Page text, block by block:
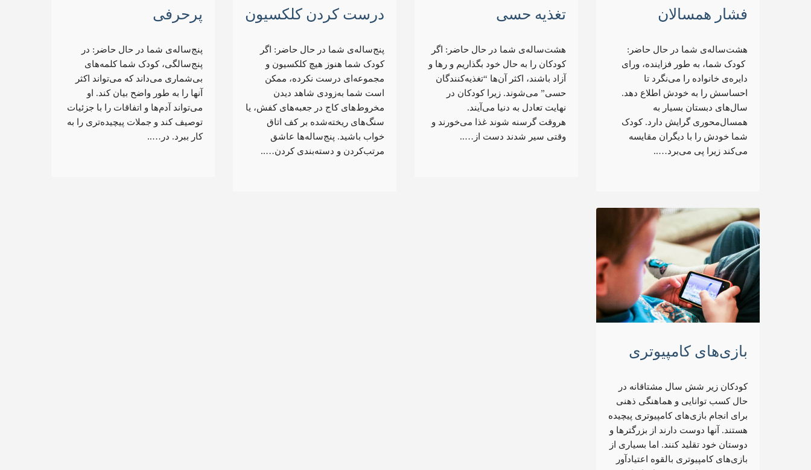
فشار همسالان
هشت‌ساله‌ی شما در حال حاضر:
کودک شما، به طور فزاینده، ورای
دایره‌ی خانواده را می‌نگرد تا
احساسش را به خودش اطلاع دهد.
سال‌های دبستان بسیار به
همسال‌محوری گرایش دارد. کودک
شما خودش را با دیگران مقایسه
می‌کند زیرا پی می‌برد…..
تغذیه حسی
هشت‌ساله‌ی شما در حال حاضر: اگر
کودکان را به حال خود بگذاریم و رها و
آزاد باشند، اکثر آن‌ها “تغذیه‌کنندگان
حسی” می‌شوند. زیرا کودکان در
نهایت تعادل به دنیا می‌آیند.
هروقت گرسنه شوند غذا می‌خورند و
وقتی سیر شدند دست از…..
درست کردن کلکسیون
پنج‌ساله‌ی شما در حال حاضر: اگر
کودک شما هنوز هیچ کلکسیون و
مجموعه‌ای درست نکرده، ممکن
است شما به‌زودی شاهد دیدن
مخروط‌های کاج در جعبه‌های کفش، یا
سنگ‌های ریخته‌شده بر کف اتاق
خواب باشید. پنج‌ساله‌ها عاشق
مرتب‌کردن و دسته‌بندی کردن…..
پرحرفی
پنج‌ساله‌ی شما در حال حاضر: در
پنج‌سالگی، کودک شما کلمه‌های
بی‌شماری می‌داند که می‌تواند اکثر
آنها را به طور واضح بیان کند. او
می‌تواند آدم‌ها و اتفاقات را با جزئیات
توصیف کند و جملات پیچیده‌تری را به
کار ببرد. در…..
بازی‌های کامپیوتری
کودکان زیر شش سال مشتاقانه در
حال کسب توانایی و هماهنگی ذهنی
برای انجام بازی‌های کامپیوتری پیچیده
هستند. آنها دوست‌ دارند از بزرگتر‌ها و
دوستان خود تقلید کنند. اما بسیاری از
بازی‌های کامپیوتری بالقوه اعتیاد‌آور